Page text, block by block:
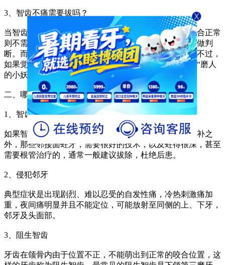
3、智齿不痛需要拔吗？
当智齿属于完全正常萌出时，并且和前一颗牙齐平，咬合正常
则不需要拔；当智齿属于完全埋伏时，需要长期观察再做判
断。而对于一些特殊人群，可能医生会建议你拔除掉。不过，
如果觉得没有妨碍到你；那么，你可以决定要不要这个“磨人
的小妖精”。
二、哪些智齿需要拔除？
1、智齿是蛀牙
如果智齿蛀牙了，除了很简单的咬合面不深的蛀牙可以补之
外，那些邻接面蛀牙，需要很好的技术，以及蛀得很深，甚至
需要根管治疗的，通常一般建议拔除，杜绝后患。
2、侵犯邻牙
典型症状是出现剧烈、难以忍受的自发性痛，冷热刺激痛加
重，夜间痛明显并且不能定位，可能放射至同侧的上、下牙，
邻牙及头面部。
3、阻生智齿
牙齿在颌骨内由于位置不正，不能萌出到正常的咬合位置，这